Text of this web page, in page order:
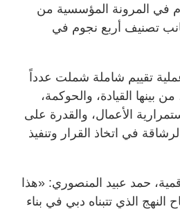
المرونة المؤسسية من
تصنيف أربع نجوم في
عملية تقييم شاملة شملت عدداً
بينها القيادة، والحوكمة،
الأعمال، والقدرة على
في اتخاذ القرار وتنفيذ
حمد عبيد المنصوري: «هذا
النهج الذي تتبناه دبي في بناء